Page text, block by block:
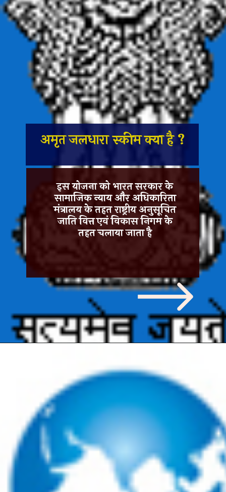
अमृत जलधारा स्कीम क्या है ?
इस योजना को भारत सरकार के
सामाजिक न्याय और अधिकारिता
मंत्रालय के तहत राष्ट्रीय अनुसूचित
जाति वित्त एवं विकास निगम के
तहत चलाया जाता है